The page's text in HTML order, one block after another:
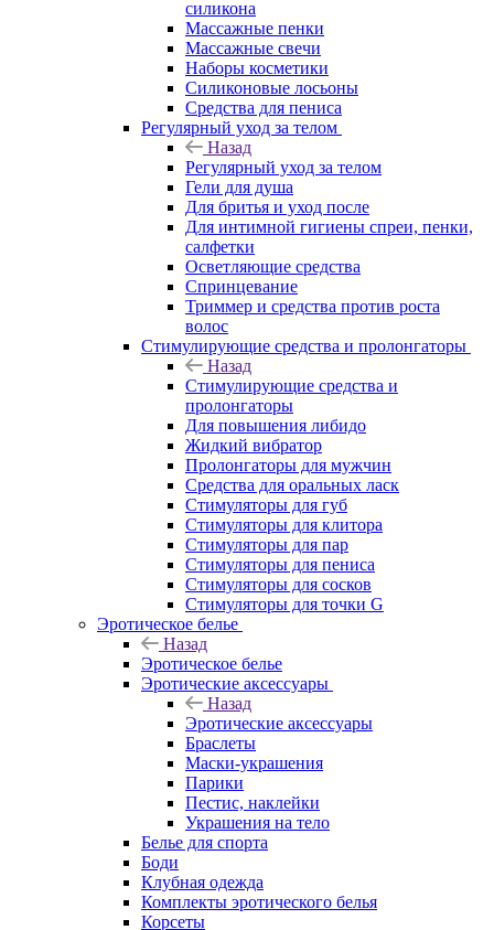
силикона
Массажные пенки
Массажные свечи
Наборы косметики
Силиконовые лосьоны
Средства для пениса
Регулярный уход за телом
Назад
Регулярный уход за телом
Гели для душа
Для бритья и уход после
Для интимной гигиены спреи, пенки,
салфетки
Осветляющие средства
Спринцевание
Триммер и средства против роста
волос
Стимулирующие средства и пролонгаторы
Назад
Стимулирующие средства и
пролонгаторы
Для повышения либидо
Жидкий вибратор
Пролонгаторы для мужчин
Средства для оральных ласк
Стимуляторы для губ
Стимуляторы для клитора
Стимуляторы для пар
Стимуляторы для пениса
Стимуляторы для сосков
Стимуляторы для точки G
Эротическое белье
Назад
Эротическое белье
Эротические аксессуары
Назад
Эротические аксессуары
Браслеты
Маски-украшения
Парики
Пестис, наклейки
Украшения на тело
Белье для спорта
Боди
Клубная одежда
Комплекты эротического белья
Корсеты